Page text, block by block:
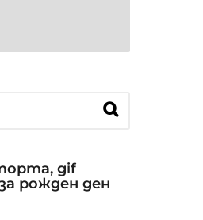
gif
рожден ден